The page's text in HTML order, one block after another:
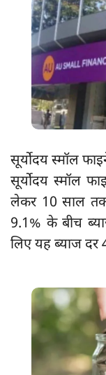
सूर्योदय स्मॉल
सूर्योदय स्मॉल
लेकर 10 साल तक
9.1% के बीच
लिए यह ब्याज दर